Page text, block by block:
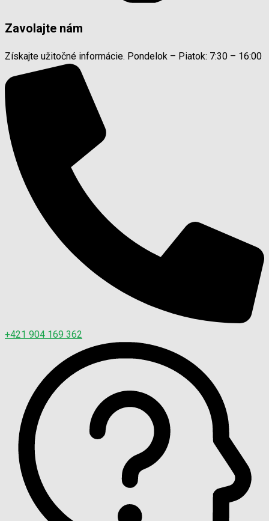
Zavolajte nám
Získajte užitočné informácie. Pondelok – Piatok: 7:30 – 16:00
+421 904 169 362